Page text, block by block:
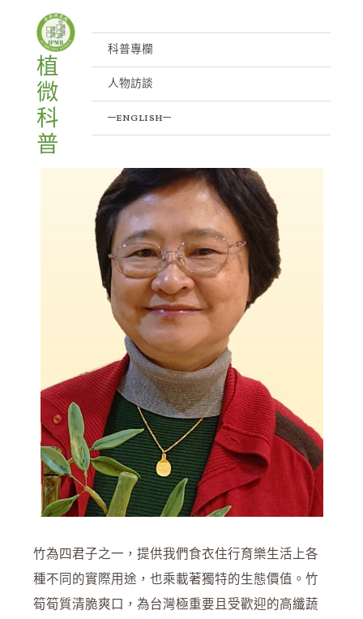
植
微
科
普
科普專欄
人物訪談
─english─
竹嵌紋病毒的研究先驅 林納生特
聘研究員(Dr. Na-Sheng Lin)
人物訪談 / 作者:IPMB
竹為四君子之一，提供我們食衣住行育樂生活上各
種不同的實際用途，也乘載著獨特的生態價值。竹
筍筍質清脆爽口，為台灣極重要且受歡迎的高纖蔬